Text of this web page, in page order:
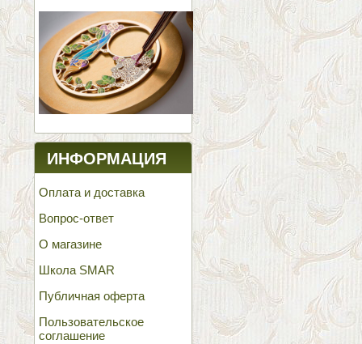
ИНФОРМАЦИЯ
Оплата и доставка
Вопрос-ответ
О магазине
Школа SMAR
Публичная оферта
Пользовательское
соглашение